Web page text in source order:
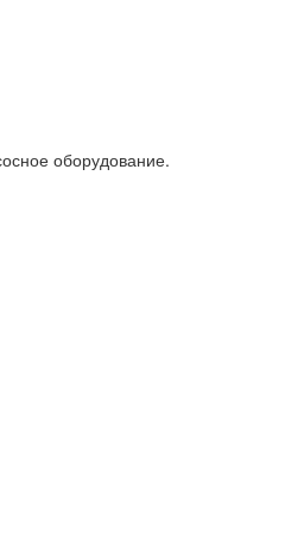
оборудование.